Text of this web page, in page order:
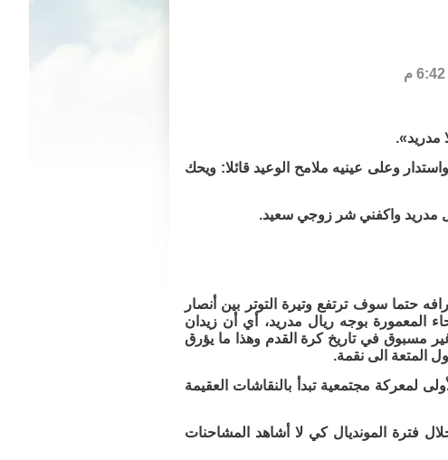
مدريد».
وعلى عينيه ملامح الوعيد قائلا: ويحك
مدريد واكفني شر زوجي سعيد.
حتما سوف ترتفع وتيرة التوتر بين أنصار
بوجه ريال مدريد، أي أن زيدان
مسبوق في تاريخ كرة القدم وهذا ما يؤرق
المتعة الى نقمة.
لمعركة مجتمعية تبدأ بالنقاشات العقيمة
فترة المونديال كي لا أشاهد المشاحنات